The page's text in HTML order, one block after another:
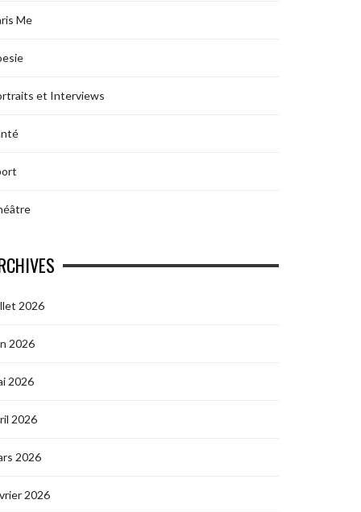
Me
et Interviews
2026
2026
2026
2026
2026
2026